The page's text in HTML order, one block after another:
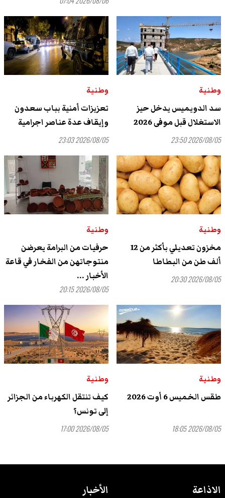
وطنية
سد الدويميس يدخل حيز
الاستغلال قبل موفى 2026
2026/08/05 23:50
وطنية
تعزيزات أمنية بباب سعدون
وإيقاف عدة عناصر اجرامية
2026/08/05 23:03
وطنية
مخزون تعديلي بأكثر من 12
ألف طن من البطاطا
2026/08/05 20:30
وطنية
حرفيات من البرامة يعرضن
منتوجاتهن من الفخار في قاعة
الأخبار ...
2026/08/05 20:15
وطنية
طقس الخميس 6 أوت 2026
2026/08/05 18:05
وطنية
كيف تنتقل الكهرباء من الجزائر
إلى تونس؟
2026/08/05 17:00
الاذاعة الأخبار